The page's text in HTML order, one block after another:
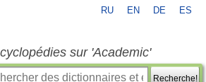
RU EN DE ES
sur 'Academic'
Recherche!